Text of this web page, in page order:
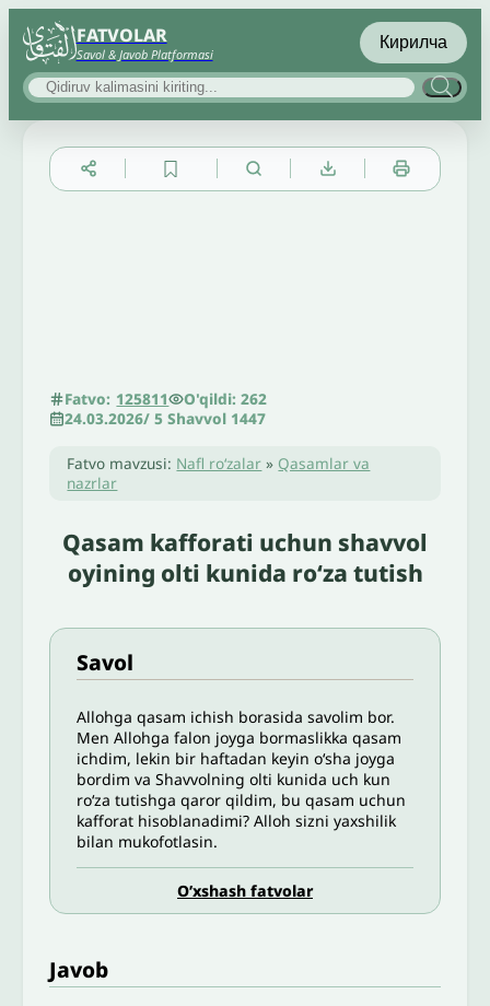
FATVOLAR
Savol & Javob Platformasi
Кирилча
Fatvo: 125811
O'qildi: 262
24.03.2026/5 Shavvol 1447
Fatvo mavzusi: Nafl roʻzalar » Qasamlar va
nazrlar
Qasam kafforati uchun shavvol
oyining olti kunida ro‘za tutish
Savol
Allohga qasam ichish borasida savolim bor.
Men Allohga falon joyga bormaslikka qasam
ichdim, lekin bir haftadan keyin o‘sha joyga
bordim va Shavvolning olti kunida uch kun
ro‘za tutishga qaror qildim, bu qasam uchun
kafforat hisoblanadimi? Alloh sizni yaxshilik
bilan mukofotlasin.
O’xshash fatvolar
Javob